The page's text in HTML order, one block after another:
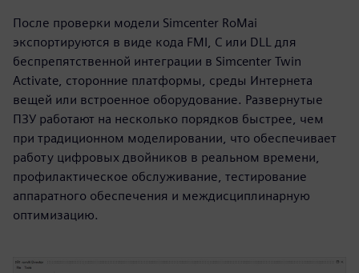
После проверки модели Simcenter RoMai
экспортируются в виде кода FMI, C или DLL для
беспрепятственной интеграции в Simcenter Twin
Activate, сторонние платформы, среды Интернета
вещей или встроенное оборудование. Развернутые
ПЗУ работают на несколько порядков быстрее, чем
при традиционном моделировании, что обеспечивает
работу цифровых двойников в реальном времени,
профилактическое обслуживание, тестирование
аппаратного обеспечения и междисциплинарную
оптимизацию.